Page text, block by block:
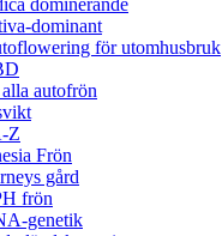
dominant
för utomhusbruk
alla autofrön
Z
Frön
gård
frön
genetik